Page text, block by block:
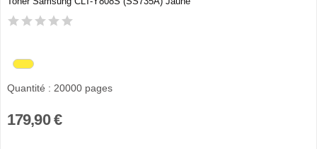
Quantité : 20000 pages
179,90 €